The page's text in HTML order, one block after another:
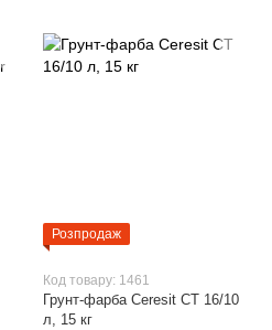
Розпродаж
Код товару: 1461
Грунт-фарба Ceresit СТ 16/10
л, 15 кг